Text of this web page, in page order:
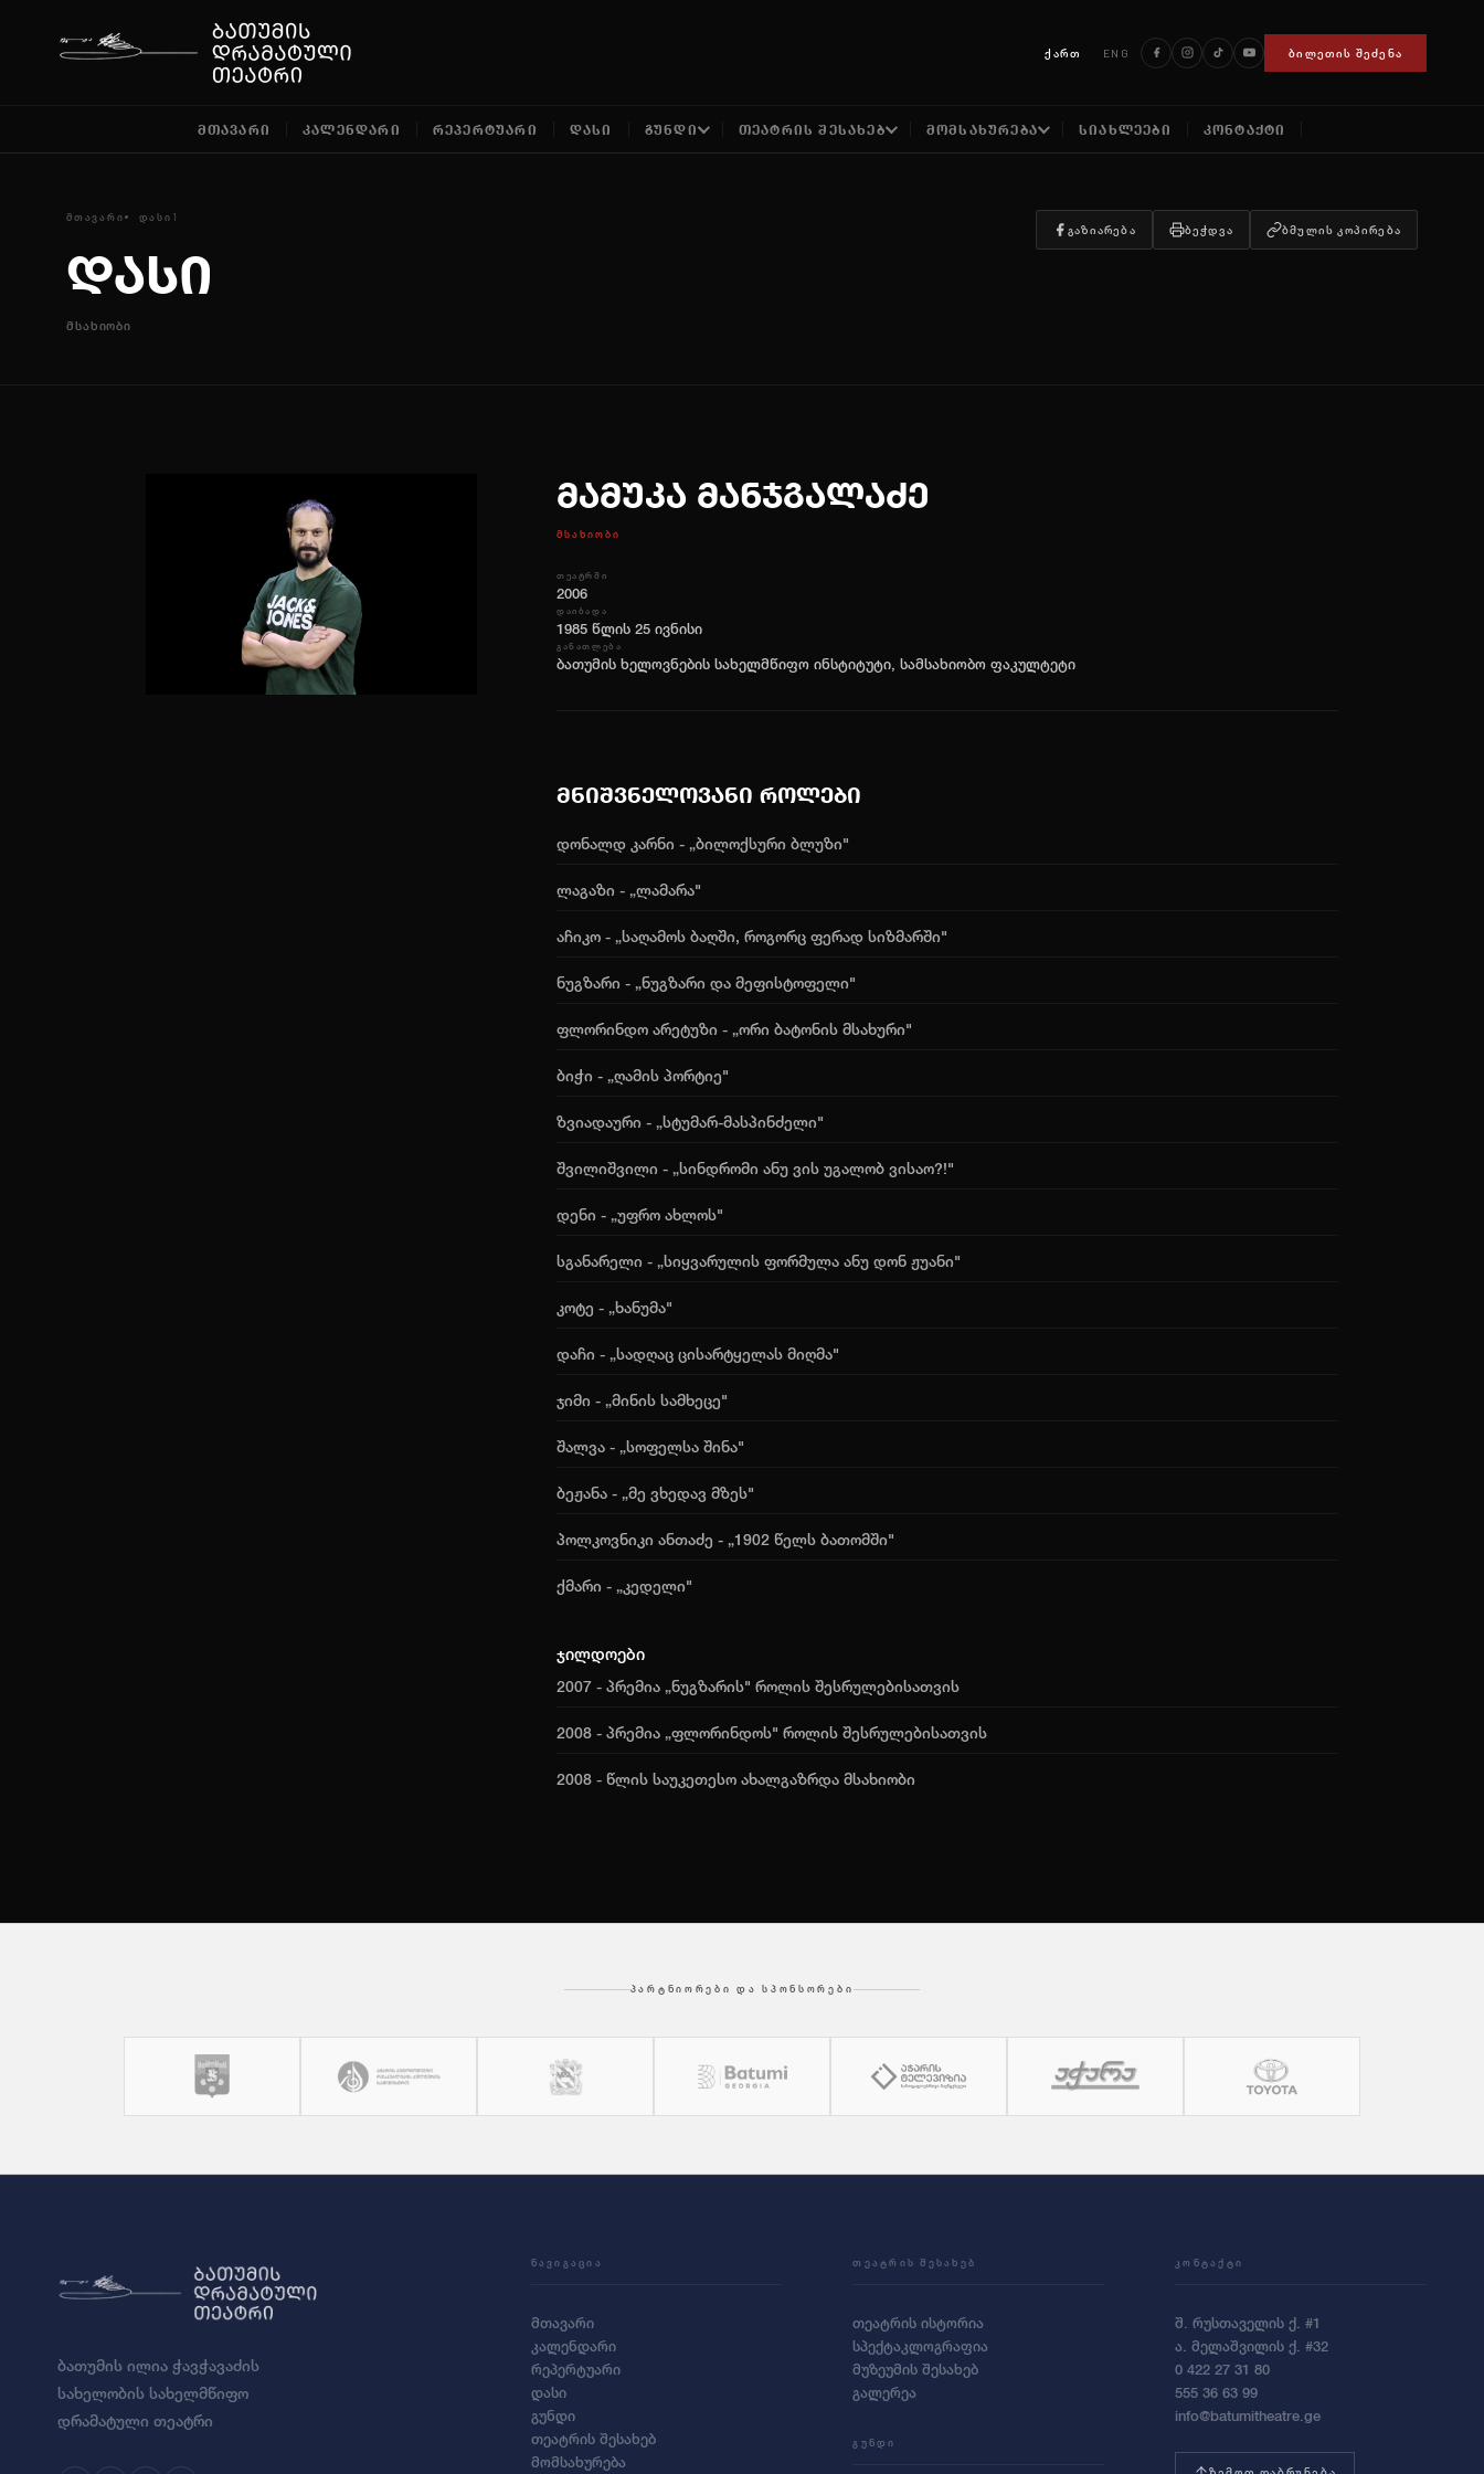
ქართ ENG ᲑᲘᲚᲔᲗᲘᲡ ᲨᲔᲫᲔᲜᲐ
ᲛᲗᲐᲕᲐᲠᲘ ᲙᲐᲚᲔᲜᲓᲐᲠᲘ ᲠᲔᲞᲔᲠᲢᲣᲐᲠᲘ ᲓᲐᲡᲘ ᲒᲣᲜᲓᲘ ᲗᲔᲐᲢᲠᲘᲡ ᲨᲔᲡᲐᲮᲔᲑ ᲛᲝᲛᲡᲐᲮᲣᲠᲔᲑᲐ ᲡᲘᲐᲮᲚᲔᲔᲑᲘ ᲙᲝᲜᲢᲐᲥᲢᲘ
ᲛᲗᲐᲕᲐᲠᲘ ᲓᲐᲡᲘ1
დასი
მსახიობი
ᲒᲐᲖᲘᲐᲠᲔᲑᲐ ᲑᲔᲭᲓᲕᲐ ᲑᲛᲣᲚᲘᲡ ᲙᲝᲞᲘᲠᲔᲑᲐ
მამუკა მანჯგალაძე
ᲛᲡᲐᲮᲘᲝᲑᲘ
ᲗᲔᲐᲢᲠᲨᲘ
2006
ᲓᲐᲘᲑᲐᲓᲐ
1985 წლის 25 ივნისი
ᲒᲐᲜᲐᲗᲚᲔᲑᲐ
ბათუმის ხელოვნების სახელმწიფო ინსტიტუტი, სამსახიობო ფაკულტეტი
მნიშვნელოვანი როლები
დონალდ კარნი - „ბილოქსური ბლუზი"
ლაგაზი - „ლამარა"
აჩიკო - „საღამოს ბაღში, როგორც ფერად სიზმარში"
ნუგზარი - „ნუგზარი და მეფისტოფელი"
ფლორინდო არეტუზი - „ორი ბატონის მსახური"
ბიჭი - „ღამის პორტიე"
ზვიადაური - „სტუმარ-მასპინძელი"
შვილიშვილი - „სინდრომი ანუ ვის უგალობ ვისაო?!"
დენი - „უფრო ახლოს"
სგანარელი - „სიყვარულის ფორმულა ანუ დონ ჟუანი"
კოტე - „ხანუმა"
დაჩი - „სადღაც ცისარტყელას მიღმა"
ჯიმი - „მინის სამხეცე"
შალვა - „სოფელსა შინა"
ბეჟანა - „მე ვხედავ მზეს"
პოლკოვნიკი ანთაძე - „1902 წელს ბათომში"
ქმარი - „კედელი"
ჯილდოები
2007 - პრემია „ნუგზარის" როლის შესრულებისათვის
2008 - პრემია „ფლორინდოს" როლის შესრულებისათვის
2008 - წლის საუკეთესო ახალგაზრდა მსახიობი
ᲞᲐᲠᲢᲜᲘᲝᲠᲔᲑᲘ ᲓᲐ ᲡᲞᲝᲜᲡᲝᲠᲔᲑᲘ
ბათუმის ილია ჭავჭავაძის
სახელობის სახელმწიფო
დრამატული თეატრი
ᲜᲐᲕᲘᲒᲐᲪᲘᲐ
მთავარი
კალენდარი
რეპერტუარი
დასი
გუნდი
თეატრის შესახებ
მომსახურება
ᲗᲔᲐᲢᲠᲘᲡ ᲨᲔᲡᲐᲮᲔᲑ
თეატრის ისტორია
სპექტაკლოგრაფია
მუზეუმის შესახებ
გალერეა
ᲒᲣᲜᲓᲘ
ᲙᲝᲜᲢᲐᲥᲢᲘ
შ. რუსთაველის ქ. #1
ა. მელაშვილის ქ. #32
0 422 27 31 80
555 36 63 99
info@batumitheatre.ge